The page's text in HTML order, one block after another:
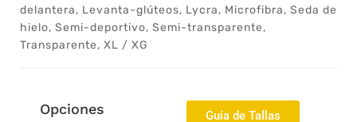
delantera, Levanta-glúteos, Lycra, Microfibra, Seda de
hielo, Semi-deportivo, Semi-transparente,
Transparente, XL / XG
Opciones Guía de Tallas